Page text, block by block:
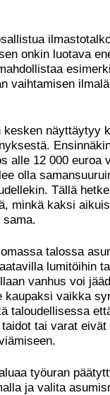
onkin luotava
vaihtamisen
näyttäytyy
alle 12 000 euroa
olla
Tällä
minkä kaksi
sama.
talossa
lumitöihin
vanhus voi
kaupaksi vaikka
taloudellisessa
tai varat
työuran
ja valita